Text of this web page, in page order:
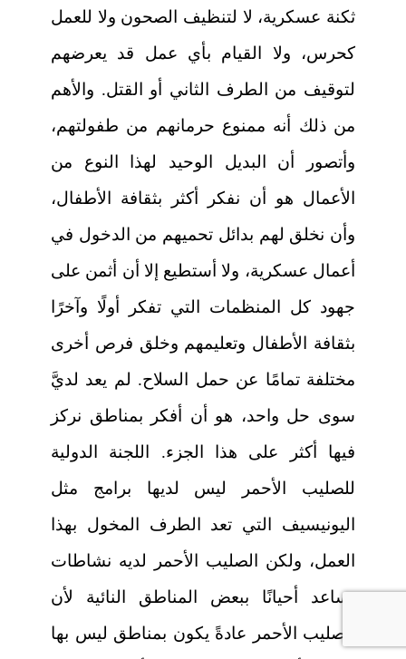
ثكنة عسكرية، لا لتنظيف الصحون ولا للعمل
كحرس، ولا القيام بأي عمل قد يعرضهم
لتوقيف من الطرف الثاني أو القتل. والأهم
من ذلك أنه ممنوع حرمانهم من طفولتهم،
وأتصور أن البديل الوحيد لهذا النوع من
الأعمال هو أن نفكر أكثر بثقافة الأطفال،
وأن نخلق لهم بدائل تحميهم من الدخول في
أعمال عسكرية، ولا أستطيع إلا أن أثمن على
جهود كل المنظمات التي تفكر أولًا وآخرًا
بثقافة الأطفال وتعليمهم وخلق فرص أخرى
مختلفة تمامًا عن حمل السلاح. لم يعد لديَّ
سوى حل واحد، هو أن أفكر بمناطق نركز
فيها أكثر على هذا الجزء. اللجنة الدولية
للصليب الأحمر ليس لديها برامج مثل
اليونيسيف التي تعد الطرف المخول بهذا
العمل، ولكن الصليب الأحمر لديه نشاطات
تساعد أحيانًا ببعض المناطق النائية لأن
الصليب الأحمر عادةً يكون بمناطق ليس بها